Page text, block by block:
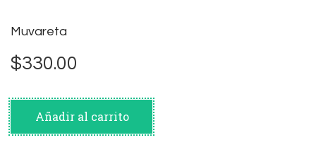
Muvareta
$330.00
Añadir al carrito